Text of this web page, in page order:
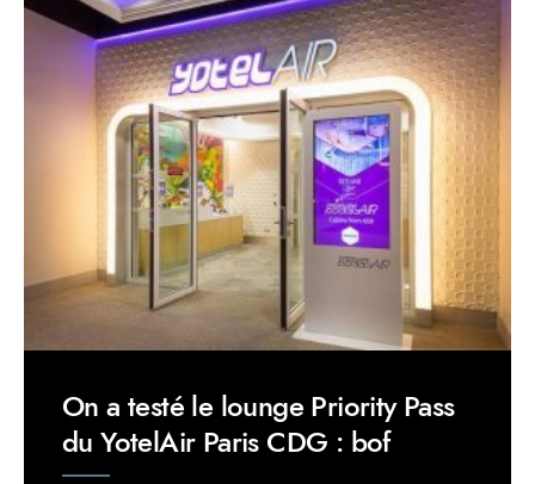
On a testé le lounge Priority Pass
du YotelAir Paris CDG : bof